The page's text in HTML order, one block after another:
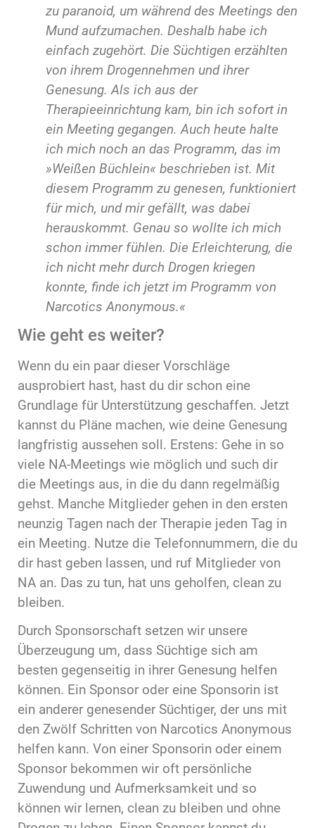
zu paranoid, um während des Meetings den
Mund aufzumachen. Deshalb habe ich
einfach zugehört. Die Süchtigen erzählten
von ihrem Drogennehmen und ihrer
Genesung. Als ich aus der
Therapieeinrichtung kam, bin ich sofort in
ein Meeting gegangen. Auch heute halte
ich mich noch an das Programm, das im
»Weißen Büchlein« beschrieben ist. Mit
diesem Programm zu genesen, funktioniert
für mich, und mir gefällt, was dabei
herauskommt. Genau so wollte ich mich
schon immer fühlen. Die Erleichterung, die
ich nicht mehr durch Drogen kriegen
konnte, finde ich jetzt im Programm von
Narcotics Anonymous.«
Wie geht es weiter?
Wenn du ein paar dieser Vorschläge
ausprobiert hast, hast du dir schon eine
Grundlage für Unterstützung geschaffen. Jetzt
kannst du Pläne machen, wie deine Genesung
langfristig aussehen soll. Erstens: Gehe in so
viele NA-Meetings wie möglich und such dir
die Meetings aus, in die du dann regelmäßig
gehst. Manche Mitglieder gehen in den ersten
neunzig Tagen nach der Therapie jeden Tag in
ein Meeting. Nutze die Telefonnummern, die du
dir hast geben lassen, und ruf Mitglieder von
NA an. Das zu tun, hat uns geholfen, clean zu
bleiben.
Durch Sponsorschaft setzen wir unsere
Überzeugung um, dass Süchtige sich am
besten gegenseitig in ihrer Genesung helfen
können. Ein Sponsor oder eine Sponsorin ist
ein anderer genesender Süchtiger, der uns mit
den Zwölf Schritten von Narcotics Anonymous
helfen kann. Von einer Sponsorin oder einem
Sponsor bekommen wir oft persönliche
Zuwendung und Aufmerksamkeit und so
können wir lernen, clean zu bleiben und ohne